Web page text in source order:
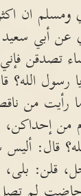
ان
أبي سعيد
تصدقن
رسول الله؟
رأيت من
من إحداكن،
قال: أليس
قلن: